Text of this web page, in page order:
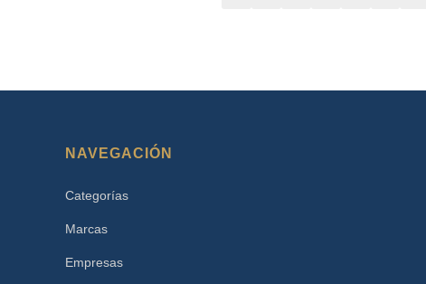
NAVEGACIÓN
Categorías
Marcas
Empresas